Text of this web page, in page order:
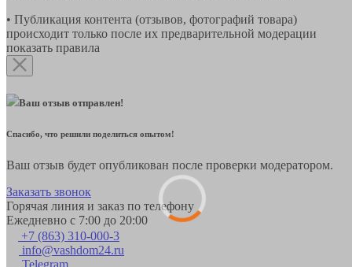
• Публикация контента (отзывов, фотографий товара)
происходит только после их предварительной модерации
показать правила
Ваш отзыв отправлен!
Спасибо, что решили поделиться опытом!
Ваш отзыв будет опубликован после проверки модератором.
Заказать звонок
Горячая линия и заказ по телефону
Ежедневно с 7:00 до 20:00
+7 (863) 310-000-3
info@vashdom24.ru
Telegram